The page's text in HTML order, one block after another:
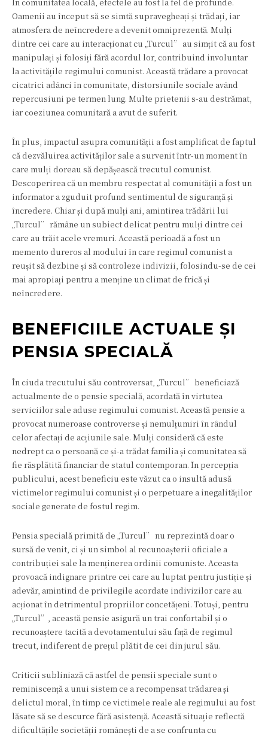
Oamenii au început să se simtă supravegheați și trădați, iar
atmosfera de neîncredere a devenit omniprezentă. Mulți
dintre cei care au interacționat cu „Turcul” au simțit că au fost
manipulați și folosiți fără acordul lor, contribuind involuntar
la activitățile regimului comunist. Această trădare a provocat
cicatrici adânci în comunitate, distorsiunile sociale având
repercusiuni pe termen lung. Multe prietenii s-au destrămat,
iar coeziunea comunitară a avut de suferit.
În plus, impactul asupra comunității a fost amplificat de faptul
că dezvăluirea activităților sale a survenit într-un moment în
care mulți doreau să depășească trecutul comunist.
Descoperirea că un membru respectat al comunității a fost un
informator a zguduit profund sentimentul de siguranță și
încredere. Chiar și după mulți ani, amintirea trădării lui
„Turcul” rămâne un subiect delicat pentru mulți dintre cei
care au trăit acele vremuri. Această perioadă a fost un
memento dureros al modului în care regimul comunist a
reușit să dezbine și să controleze indivizii, folosindu-se de cei
mai apropiați pentru a menține un climat de frică și
neîncredere.
BENEFICIILE ACTUALE ȘI
PENSIA SPECIALĂ
În ciuda trecutului său controversat, „Turcul” beneficiază
actualmente de o pensie specială, acordată în virtutea
serviciilor sale aduse regimului comunist. Această pensie a
provocat numeroase controverse și nemulțumiri în rândul
celor afectați de acțiunile sale. Mulți consideră că este
nedrept ca o persoană ce și-a trădat familia și comunitatea să
fie răsplătită financiar de statul contemporan. În percepția
publicului, acest beneficiu este văzut ca o insultă adusă
victimelor regimului comunist și o perpetuare a inegalităților
sociale generate de fostul regim.
Pensia specială primită de „Turcul” nu reprezintă doar o
sursă de venit, ci și un simbol al recunoașterii oficiale a
contribuției sale la menținerea ordinii comuniste. Aceasta
provoacă indignare printre cei care au luptat pentru justiție și
adevăr, amintind de privilegile acordate indivizilor care au
acționat în detrimentul propriilor concetățeni. Totuși, pentru
„Turcul”, această pensie asigură un trai confortabil și o
recunoaștere tacită a devotamentului său față de regimul
trecut, indiferent de prețul plătit de cei din jurul său.
Criticii subliniază că astfel de pensii speciale sunt o
reminiscență a unui sistem ce a recompensat trădarea și
delictul moral, în timp ce victimele reale ale regimului au fost
lăsate să se descurce fără asistență. Această situație reflectă
dificultățile societății românești de a se confrunta cu